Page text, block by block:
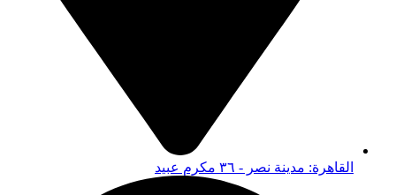
القاهرة: مدينة نصر - ٣٦ مكرم عبيد